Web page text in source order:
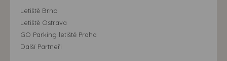
Letiště Brno
Letiště Ostrava
GO Parking letiště Praha
Další Partneři